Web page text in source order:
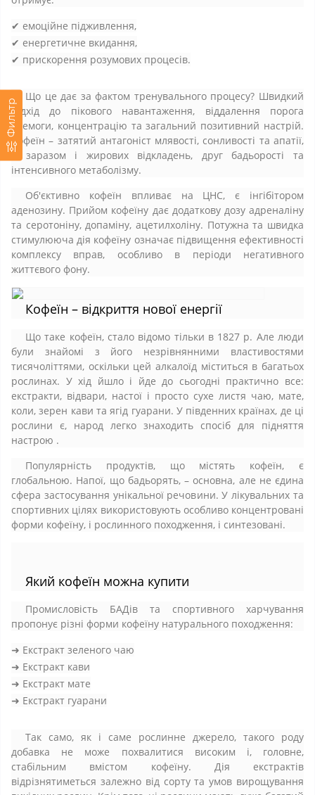
Фильтр
✔ емоційне підживлення,
✔ енергетичне вкидання,
✔ прискорення розумових процесів.
Що це дає за фактом тренувального процесу? Швидкий
підхід до пікового навантаження, віддалення порога
знемоги, концентрацію та загальний позитивний настрій.
Кофеїн – затятий антагоніст млявості, сонливості та апатії,
а заразом і жирових відкладень, друг бадьорості та
інтенсивного метаболізму.
Об'єктивно кофеїн впливає на ЦНС, є інгібітором
аденозину. Прийом кофеїну дає додаткову дозу адреналіну
та серотоніну, допаміну, ацетилхоліну. Потужна та швидка
стимулююча дія кофеїну означає підвищення ефективності
комплексу вправ, особливо в періоди негативного
життєвого фону.
Кофеїн – відкриття нової енергії
Що таке кофеїн, стало відомо тільки в 1827 р. Але люди
були знайомі з його незрівнянними властивостями
тисячоліттями, оскільки цей алкалоїд міститься в багатьох
рослинах. У хід йшло і йде до сьогодні практично все:
екстракти, відвари, настої і просто сухе листя чаю, мате,
коли, зерен кави та ягід гуарани. У південних країнах, де ці
рослини є, народ легко знаходить спосіб для підняття
настрою .
Популярність продуктів, що містять кофеїн, є
глобальною. Напої, що бадьорять, – основна, але не єдина
сфера застосування унікальної речовини. У лікувальних та
спортивних цілях використовують особливо концентровані
форми кофеїну, і рослинного походження, і синтезовані.
Який кофеїн можна купити
Промисловість БАДів та спортивного харчування
пропонує різні форми кофеїну натурального походження:
➜ Екстракт зеленого чаю
➜ Екстракт кави
➜ Екстракт мате
➜ Екстракт гуарани
Так само, як і саме рослинне джерело, такого роду
добавка не може похвалитися високим і, головне,
стабільним вмістом кофеїну. Дія екстрактів
відрізнятиметься залежно від сорту та умов вирощування